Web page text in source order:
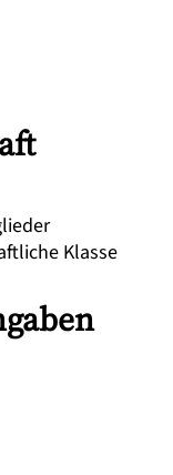
Klasse